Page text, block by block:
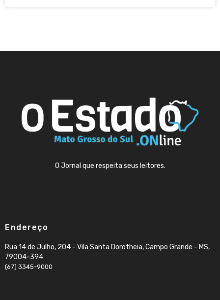
O Jornal que respeita seus leitores.
Endereço
Rua 14 de Julho, 204 - Vila Santa Dorotheia, Campo Grande - MS,
79004-394
(67) 3345-9000